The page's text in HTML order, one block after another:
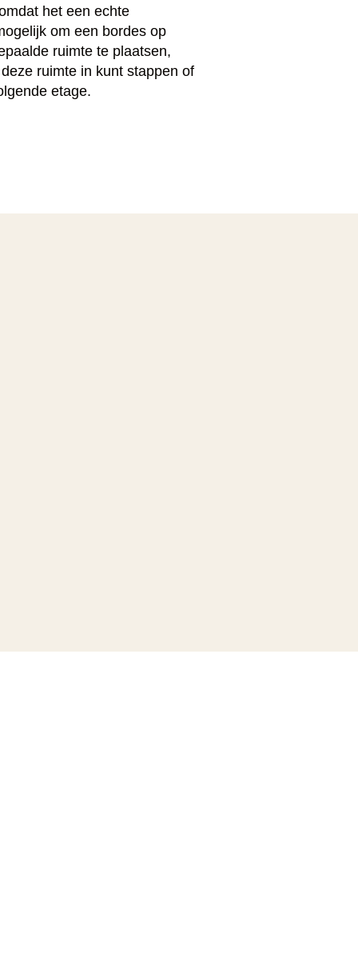
het een echte
om een bordes op
ruimte te plaatsen,
ruimte in kunt stappen of
etage.